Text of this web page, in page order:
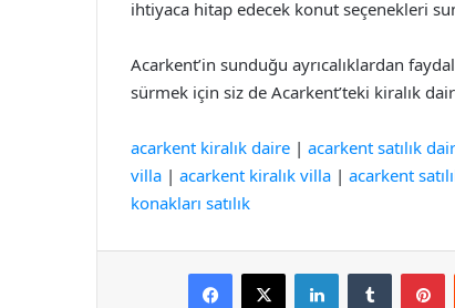
ihtiyaca hitap edecek konut seçenekleri
Acarkent’in sunduğu ayrıcalıklardan
sürmek için siz de Acarkent’teki kiralık
acarkent kiralık daire | acarkent satılık
villa | acarkent kiralık villa | acarkent
konakları satılık
Facebook
X LinkedInTumblr